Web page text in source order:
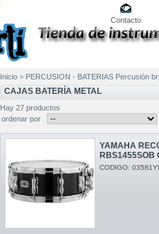
Contacto
Inicio > PERCUSION - BATERIAS Percusión
CAJAS BATERÍA METAL
Hay 27 productos
ordenar por
YAMAHA
RBS1455SOB
CODIGO: